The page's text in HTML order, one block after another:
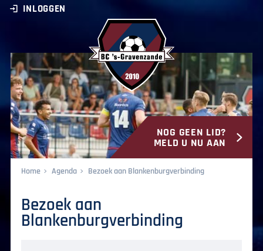
BC ‘s-Gravenzande
INLOGGEN
NOG GEEN LID?
MELD U NU AAN
Home Agenda Bezoek aan Blankenburgverbinding
Bezoek aan
Blankenburgverbinding